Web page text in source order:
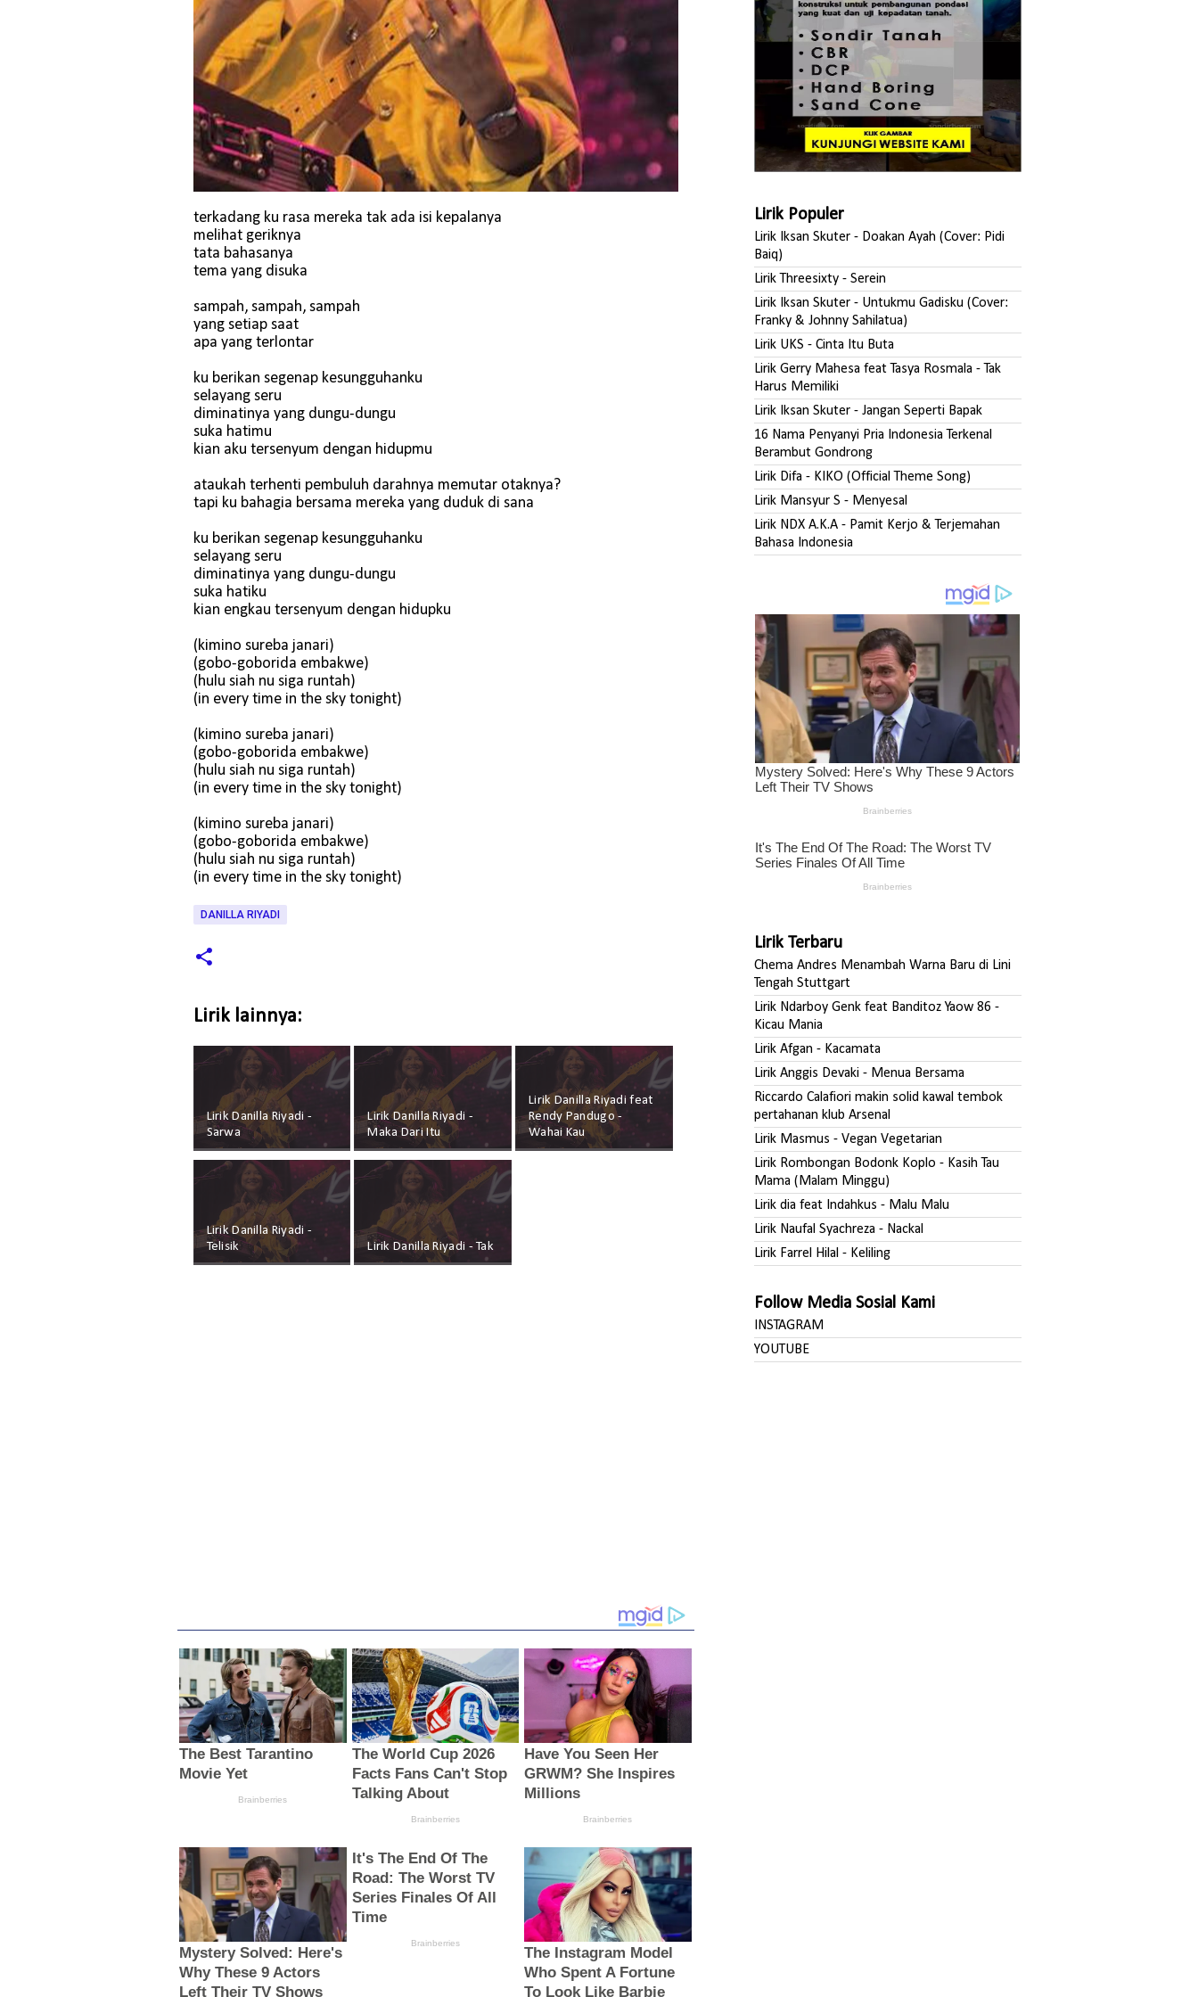
terkadang ku rasa mereka tak ada isi kepalanya
melihat geriknya
tata bahasanya
tema yang disuka
sampah, sampah, sampah
yang setiap saat
apa yang terlontar
ku berikan segenap kesungguhanku
selayang seru
diminatinya yang dungu-dungu
suka hatimu
kian aku tersenyum dengan hidupmu
ataukah terhenti pembuluh darahnya memutar otaknya?
tapi ku bahagia bersama mereka yang duduk di sana
ku berikan segenap kesungguhanku
selayang seru
diminatinya yang dungu-dungu
suka hatiku
kian engkau tersenyum dengan hidupku
(kimino sureba janari)
(gobo-goborida embakwe)
(hulu siah nu siga runtah)
(in every time in the sky tonight)
(kimino sureba janari)
(gobo-goborida embakwe)
(hulu siah nu siga runtah)
(in every time in the sky tonight)
(kimino sureba janari)
(gobo-goborida embakwe)
(hulu siah nu siga runtah)
(in every time in the sky tonight)
DANILLA RIYADI
Lirik lainnya:
Lirik Danilla Riyadi -
Sarwa
Lirik Danilla Riyadi -
Maka Dari Itu
Lirik Danilla Riyadi feat
Rendy Pandugo -
Wahai Kau
Lirik Danilla Riyadi -
Telisik
Lirik Danilla Riyadi - Tak
Lirik Populer
Lirik Iksan Skuter - Doakan Ayah (Cover: Pidi
Baiq)
Lirik Threesixty - Serein
Lirik Iksan Skuter - Untukmu Gadisku (Cover:
Franky & Johnny Sahilatua)
Lirik UKS - Cinta Itu Buta
Lirik Gerry Mahesa feat Tasya Rosmala - Tak
Harus Memiliki
Lirik Iksan Skuter - Jangan Seperti Bapak
16 Nama Penyanyi Pria Indonesia Terkenal
Berambut Gondrong
Lirik Difa - KIKO (Official Theme Song)
Lirik Mansyur S - Menyesal
Lirik NDX A.K.A - Pamit Kerjo & Terjemahan
Bahasa Indonesia
Lirik Terbaru
Chema Andres Menambah Warna Baru di Lini
Tengah Stuttgart
Lirik Ndarboy Genk feat Banditoz Yaow 86 -
Kicau Mania
Lirik Afgan - Kacamata
Lirik Anggis Devaki - Menua Bersama
Riccardo Calafiori makin solid kawal tembok
pertahanan klub Arsenal
Lirik Masmus - Vegan Vegetarian
Lirik Rombongan Bodonk Koplo - Kasih Tau
Mama (Malam Minggu)
Lirik dia feat Indahkus - Malu Malu
Lirik Naufal Syachreza - Nackal
Lirik Farrel Hilal - Keliling
Follow Media Sosial Kami
INSTAGRAM
YOUTUBE